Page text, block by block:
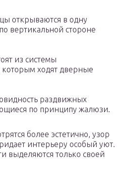
открываются в одну
вертикальной стороне
из системы
ходят дверные
раздвижных
по принципу жалюзи.
более эстетично, узор
интерьеру особый уют.
выделяются только своей